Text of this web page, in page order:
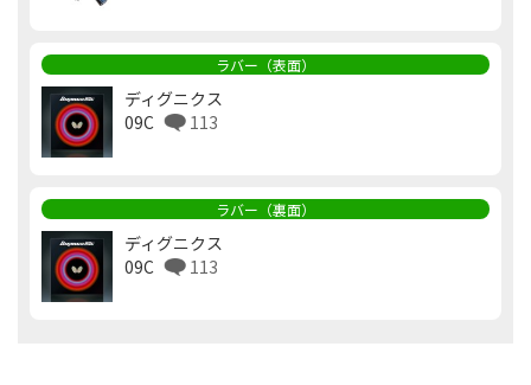
ラバー（表面）
ディグニクス
09C
113
ラバー（裏面）
ディグニクス
09C
113